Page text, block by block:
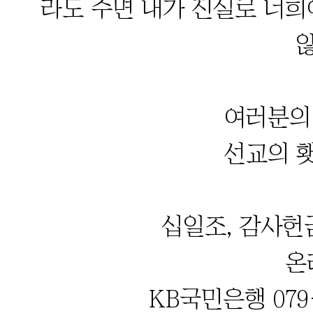
라도 주면 내가 진실로 너
여러분
선교의
십일조, 감사헌
온
KB국민은행